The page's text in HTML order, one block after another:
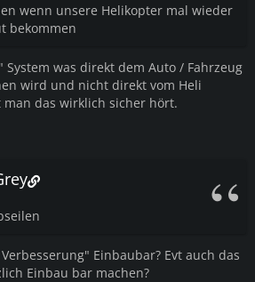
wenn unsere Helikopter mal wieder
bekommen
System was direkt dem Auto / Fahrzeug
wird und nicht direkt vom Heli
das wirklich sicher hört.
Einbaubar? Evt auch das
Einbau bar machen?